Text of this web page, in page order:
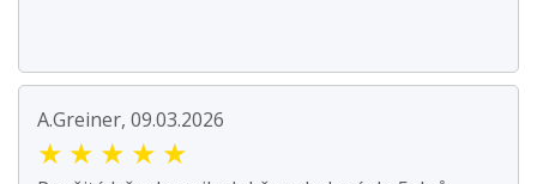
A.Greiner, 09.03.2026
★ ★ ★ ★ ★